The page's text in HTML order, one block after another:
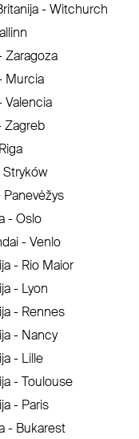
- Witchurch
Zaragoza
Murcia
Valencia
Zagreb
Panevėžys
- Oslo
- Venlo
- Rio Maior
- Lyon
- Rennes
- Nancy
- Lille
- Toulouse
- Paris
- Bukarest
8 Elemente angezeigt